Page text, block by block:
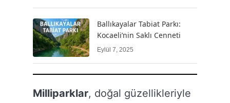
Ballıkayalar Tabiat Parkı:
Kocaeli’nin Saklı Cenneti
Eylül 7, 2025
Milliparklar, doğal güzellikleriyle